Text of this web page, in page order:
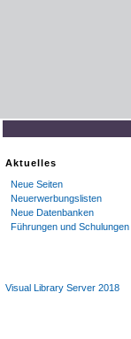
Aktuelles
Neue Seiten
Neuerwerbungslisten
Neue Datenbanken
Führungen und Schulungen
Visual Library Server 2018